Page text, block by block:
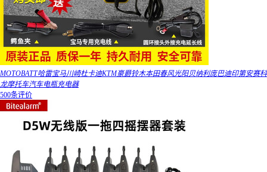
MOTOBATT哈雷宝马川崎杜卡迪KTM豪爵铃木本田春风光阳贝纳利庞巴迪印第安赛科
龙摩托车汽车电瓶充电器
500条评价